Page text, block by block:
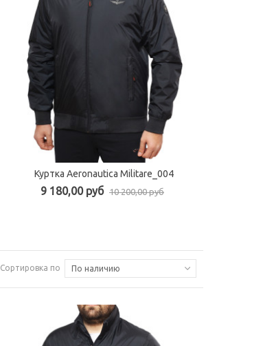
Быстрый просмотр
Куртка Aeronautica Militare_004
9 180,00 руб 10 200,00 руб
Сортировка по По наличию